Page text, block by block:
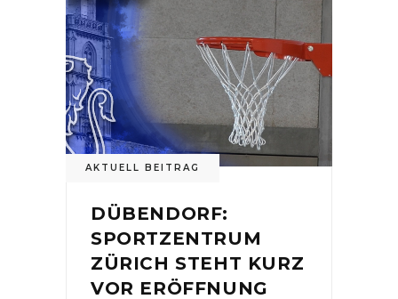
AKTUELL BEITRAG
DÜBENDORF:
SPORTZENTRUM
ZÜRICH STEHT KURZ
VOR ERÖFFNUNG